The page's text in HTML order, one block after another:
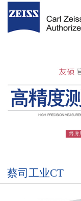
蔡司工业CT